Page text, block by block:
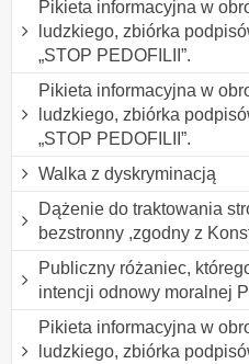
Pikieta informacyjna w
ludzkiego, zbiórka
„STOP PEDOFILII”.
Pikieta informacyjna w
ludzkiego, zbiórka
„STOP PEDOFILII”.
Walka z dyskryminacją
Dążenie do traktowania
bezstronny ,zgodny z
Publiczny różaniec,
intencji odnowy moralnej
Pikieta informacyjna w
ludzkiego, zbiórka